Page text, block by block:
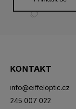
KONTAKT
info@eiffeloptic.cz
245 007 022